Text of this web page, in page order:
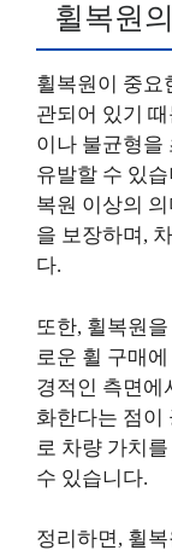
휠복원
휠복원이 중요
관되어 있기
이나 불균형을
유발할 수 있
복원 이상의
을 보장하며,
다.
또한, 휠복원
로운 휠 구매
경적인 측면에
화한다는 점이
로 차량 가치
수 있습니다.
정리하면, 휠